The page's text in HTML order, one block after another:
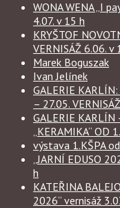
WONA WENA „I
4.07. v 15 h
KRYŠTOF
VERNISÁŽ 6.06. v
Marek Boguszak
Ivan Jelínek
GALERIE KARLÍN:
– 27.05.
GALERIE KARLÍN
„KERAMIKA“ OD
výstava 1.KŠPA
„JARNÍ EDUSO
h
KATEŘINA
2026“ vernisáž